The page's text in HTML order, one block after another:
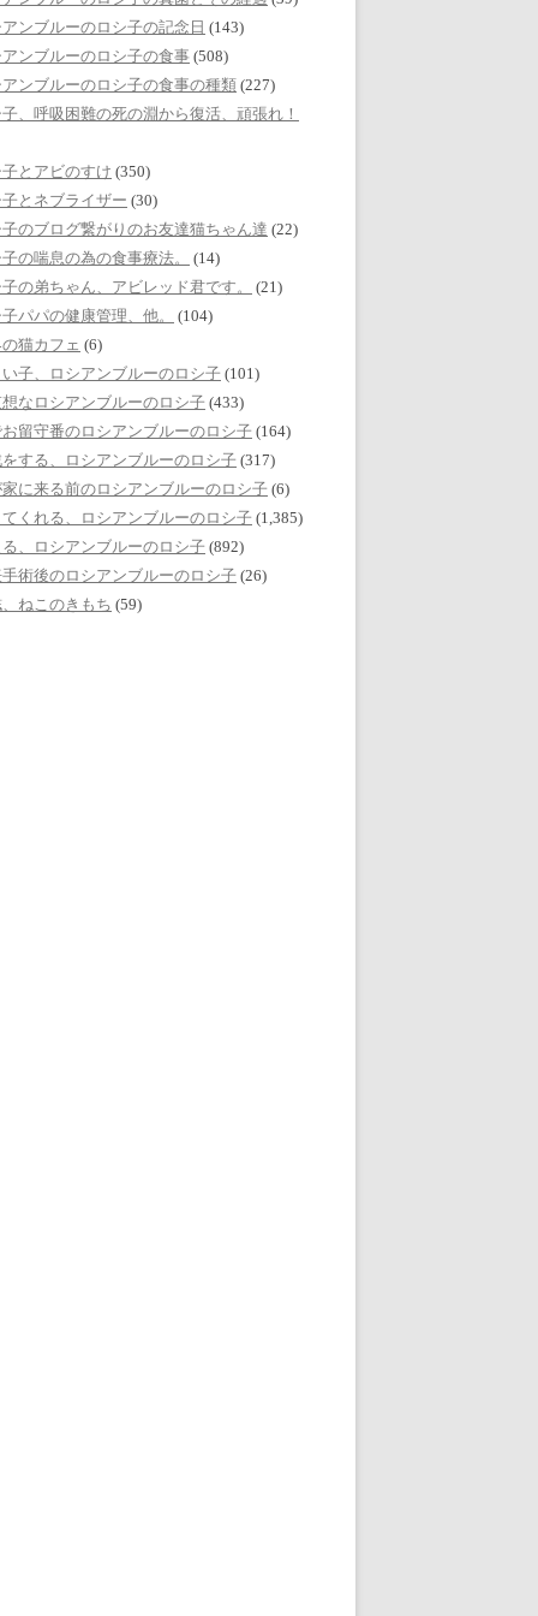
ンブルーのロシ子の記念日 (143)
ンブルーのロシ子の食事 (508)
ンブルーのロシ子の食事の種類 (227)
、呼吸困難の死の淵から復活、頑張れ！
とアビのすけ (350)
とネブライザー (30)
のブログ繋がりのお友達猫ちゃん達 (22)
の喘息の為の食事療法。
(14)
の弟ちゃん、アビレッド君です。
(21)
パパの健康管理、他。
(104)
猫カフェ (6)
子、ロシアンブルーのロシ子 (101)
なロシアンブルーのロシ子 (433)
留守番のロシアンブルーのロシ子 (164)
する、ロシアンブルーのロシ子 (317)
に来る前のロシアンブルーのロシ子 (6)
くれる、ロシアンブルーのロシ子 (1,385)
、ロシアンブルーのロシ子 (892)
術後のロシアンブルーのロシ子 (26)
ねこのきもち (59)